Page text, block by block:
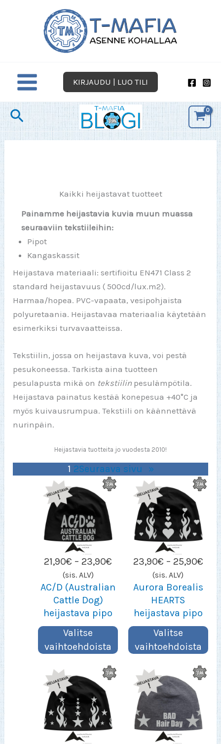
KIRJAUDU | LUO TILI
Hae
Kaikki heijastavat tuotteet
Painamme heijastavia kuvia muun muassa
seuraaviin tekstiileihin:
Pipot
Kangaskassit
Heijastava materiaali: sertifioitu EN471 Class 2
standard heijastavuus ( 500cd/lux.m2).
Harmaa/hopea. PVC-vapaata, vesipohjaista
polyuretaania. Heijastavaa materiaalia käytetään
esimerkiksi turvavaatteissa.
Tekstiilin, jossa on heijastava kuva, voi pestä
pesukoneessa. Tarkista aina tuotteen
pesulapusta mikä on tekstiilin pesulämpötila.
Heijastava painatus kestää konepesua +40°C ja
myös kuivausrumpua. Tekstiili on käännettävä
nurinpäin.
Heijastavia tuotteita jo vuodesta 2010!
1 2Seuraava sivu »
21,90€ – 23,90€ Hintaluokka:
–
(sis. ALV)
AC/D (Australian
Cattle Dog)
heijastava pipo
Valitse
vaihtoehdoista
23,90€ – 25,90€
–
(sis. ALV)
Aurora Borealis
HEARTS
heijastava pipo
Valitse
vaihtoehdoista